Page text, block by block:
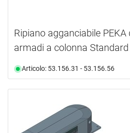
Ripiano agganciabile
armadi a colonna Standard
Articolo: 53.156.31 - 53.156.56